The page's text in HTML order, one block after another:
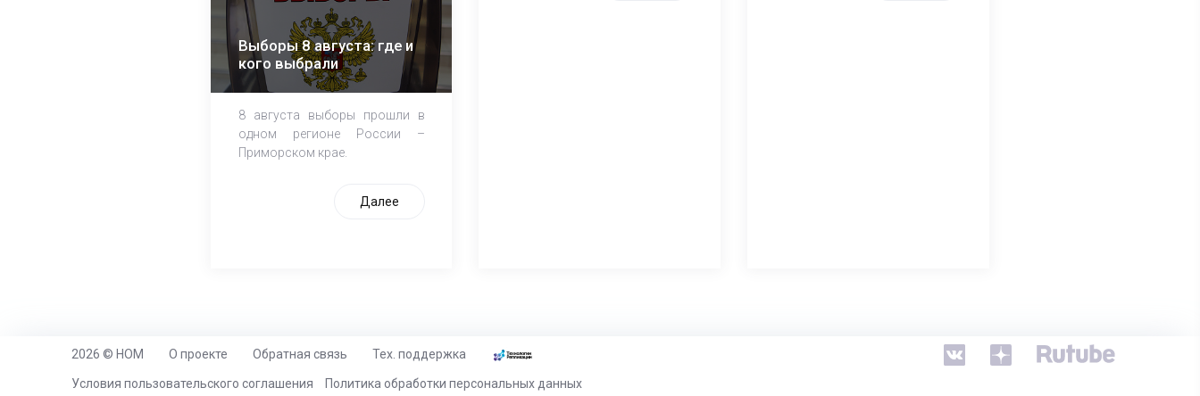
Выборы 8 августа: где и
кого выбрали
8 августа выборы прошли в
одном регионе России –
Приморском крае.
Далее
https://www.high-endrolex.com/26
2026 © НОМ О проекте Обратная связь Тех. поддержка
Условия пользовательского соглашения Политика обработки персональных данных